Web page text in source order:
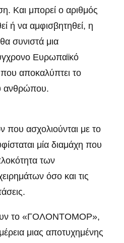
Και μπορεί ο αριθμός
ή να αμφισβητηθεί, η
συνιστά μια
Ευρωπαϊκό
αποκαλύπτει το
ανθρώπου.
που ασχολιούνται με το
μία διαμάχη που
των
όσο και τις
το «ΓΟΛΟΝΤΟΜΟΡ»,
μιας αποτυχημένης